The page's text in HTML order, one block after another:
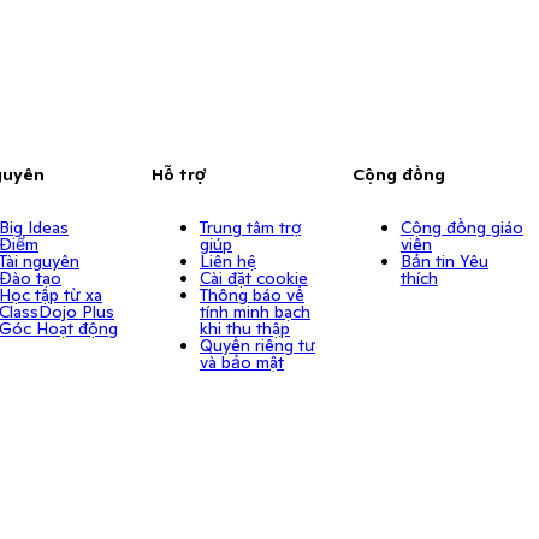
Big Ideas
Điểm
nguyên
Đào tạo
Học tập từ xa
ClassDojo Plus
Góc Hoạt động
Hỗ trợ
Trung tâm trợ
giúp
Liên hệ
Cài đặt cookie
Thông báo về
tính minh bạch
khi thu thập
Quyền riêng tư
và bảo mật
Cộng đồng
Cộng đồng giáo
viên
Bản tin Yêu
thích